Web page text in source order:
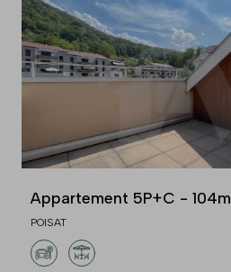
Appartement 5P+C -
POISAT